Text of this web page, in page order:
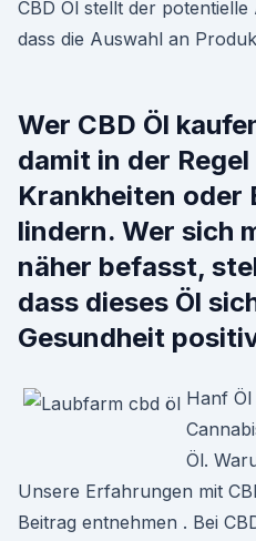
CBD Öl stellt der
dass die Auswahl an
Wer CBD Öl
damit in der
Krankheiten oder
lindern. Wer sich
näher befasst,
dass dieses Öl
Gesundheit
Hanf
Öl.
Unsere Erfahrungen mit
Beitrag entnehmen . Bei